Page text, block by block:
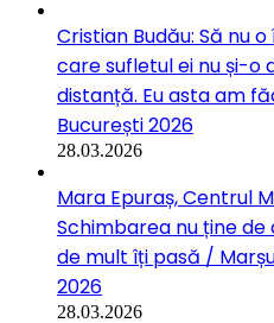
Cristian Budău: Să nu
care sufletul ei nu și-o
distanță. Eu asta am
București 2026
28.03.2026
Mara Epuraș, Centrul
Schimbarea nu ține
de mult îți pasă /
2026
28.03.2026